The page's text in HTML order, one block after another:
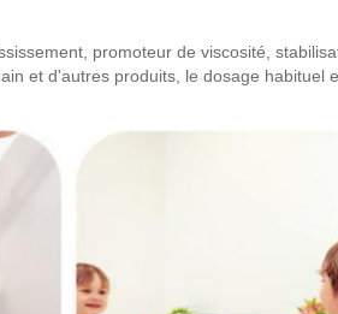
promoteur de viscosité,
et d'autres produits, le dosage habituel